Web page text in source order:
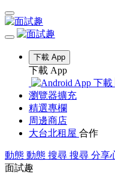
下載 App
下載 App
瀏覽器擴充
精選專欄
周邊商店
大台北租屋 合作
動態 動態 搜尋 搜尋 分享
面試趣